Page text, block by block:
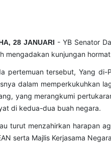
28 JANUARI - YB Senator
mengadakan kunjungan
pertemuan tersebut, Yang
dalam memperkukuhkan
yang merangkumi
di kedua-dua buah negara.
turut menzahirkan harapan
serta Majlis Kerjasama